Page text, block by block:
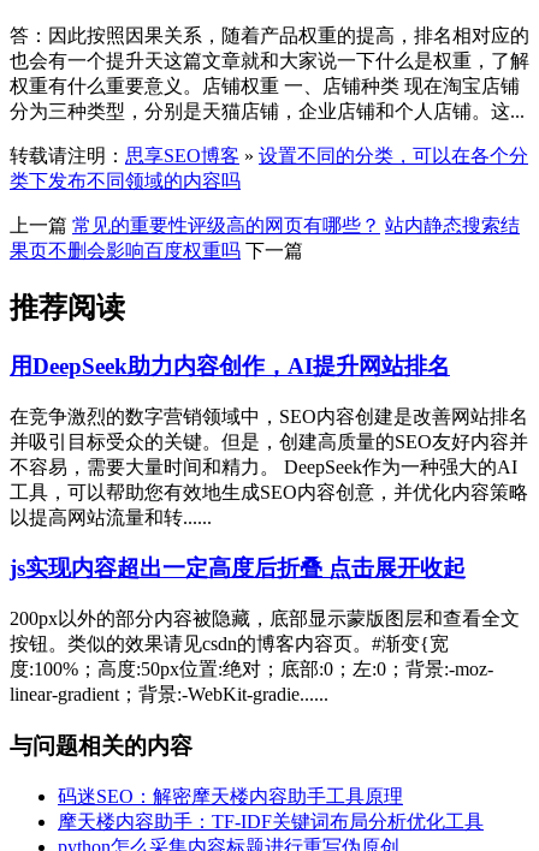
答：因此按照因果关系，随着产品权重的提高，排名相对应的
也会有一个提升天这篇文章就和大家说一下什么是权重，了解
权重有什么重要意义。店铺权重 一、店铺种类 现在淘宝店铺
分为三种类型，分别是天猫店铺，企业店铺和个人店铺。这...
转载请注明： 思享SEO博客 » 设置不同的分类，可以在各个分
类下发布不同领域的内容吗
上一篇 常见的重要性评级高的网页有哪些？ 站内静态搜索结
果页不删会影响百度权重吗 下一篇
推荐阅读
用DeepSeek助力内容创作，AI提升网站排名
在竞争激烈的数字营销领域中，SEO内容创建是改善网站排名
并吸引目标受众的关键。但是，创建高质量的SEO友好内容并
不容易，需要大量时间和精力。 DeepSeek作为一种强大的AI
工具，可以帮助您有效地生成SEO内容创意，并优化内容策略
以提高网站流量和转......
js实现内容超出一定高度后折叠 点击展开收起
200px以外的部分内容被隐藏，底部显示蒙版图层和查看全文
按钮。类似的效果请见csdn的博客内容页。#渐变{宽
度:100%；高度:50px位置:绝对；底部:0；左:0；背景:-moz-
linear-gradient；背景:-WebKit-gradie......
与问题相关的内容
码迷SEO：解密摩天楼内容助手工具原理
摩天楼内容助手：TF-IDF关键词布局分析优化工具
python怎么采集内容标题进行重写伪原创